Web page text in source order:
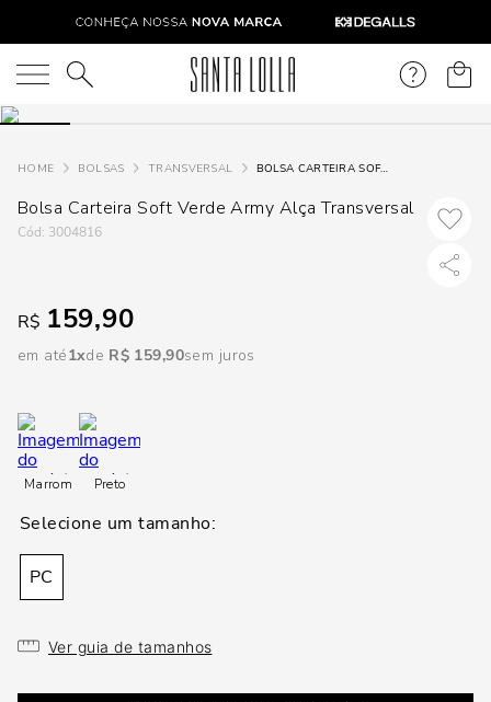
O que você está procurando?
BOLSAS TRANSVERSAL BOLSA CARTEIRA SOFT VERDE ARMY ALÇA TRANSVERSAL
Bolsa Carteira Soft Verde Army Alça Transversal
: 3004816
R$ 159,90
em até1 R$ 159,90sem juros
Marrom Preto
PC
Ver guia de tamanhos